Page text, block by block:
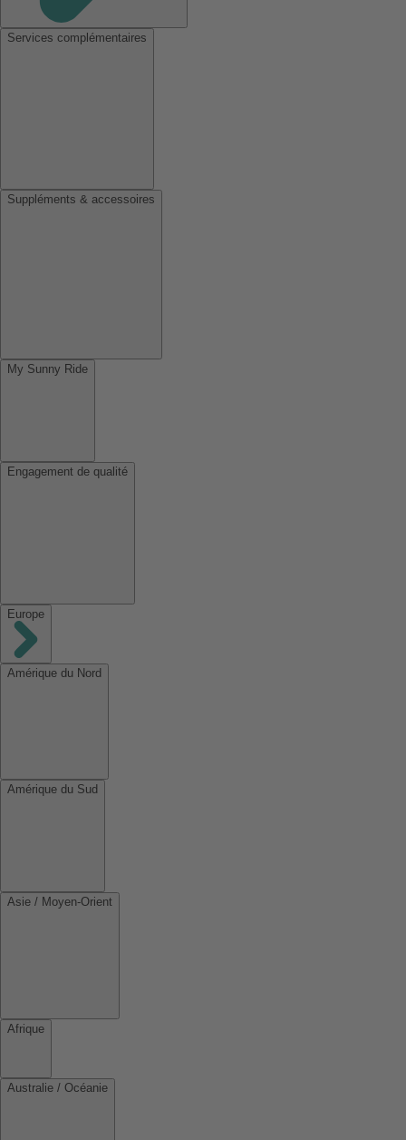
Services complémentaires
Suppléments & accessoires
My Sunny Ride
Engagement de qualité
Europe
Amérique du Nord
Amérique du Sud
Asie / Moyen-Orient
Afrique
Australie / Océanie